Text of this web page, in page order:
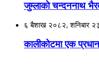
जुम्लाकाे चन्दननाथ
६ बैशाख २०८२, शनिबार
कालीकोटमा एक